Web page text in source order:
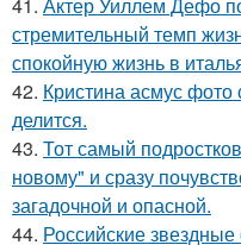
стремительный темп
спокойную жизнь в
42. Кристина асмус
делится.
43. Тот самый
новому" и сразу
загадочной и опасной.
44. Российские